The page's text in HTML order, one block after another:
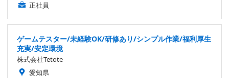
正社員
ゲームテスター/未経験OK/研修あり/シンプル作業/福利厚生
充実/安定環境
株式会社Tetote
愛知県